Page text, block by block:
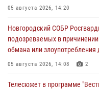
05 августа 2026, 14:20
Новгородский СОБР
подозреваемых в
обмана или злоупотребления
05 августа 2026, 14:08 2
Телесюжет в программе